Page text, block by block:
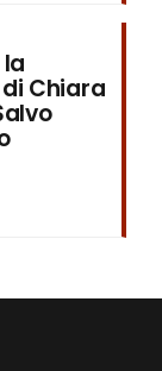
Chiara